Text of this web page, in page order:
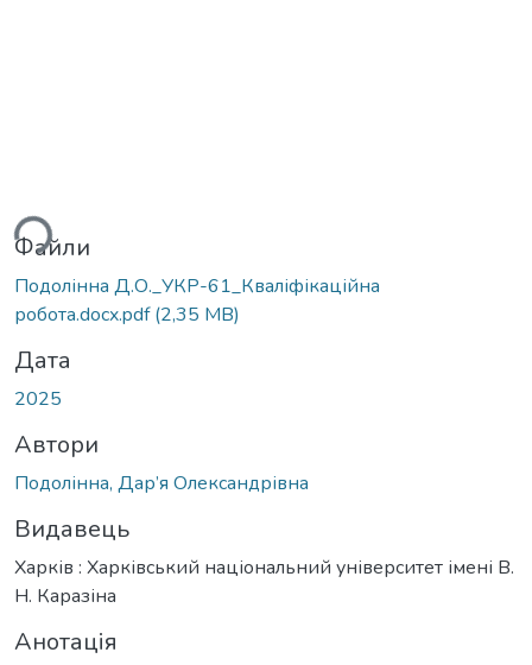
Файли
Подолінна Д.О._УКР-61_Кваліфікаційна
робота.docx.pdf(2,35 MB)
Дата
2025
Автори
Подолінна, Дар’я Олександрівна
Видавець
Харків : Харківський національний університет імені В.
Н. Каразіна
Анотація